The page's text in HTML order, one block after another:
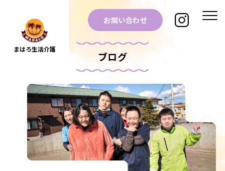
まはろ生活介護
お問い合わせ
ブログ